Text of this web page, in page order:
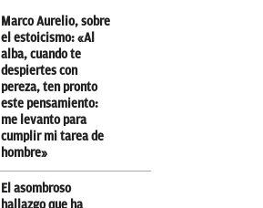
Marco Aurelio, sobre
el estoicismo: «Al
alba, cuando te
despiertes con
pereza, ten pronto
este pensamiento:
me levanto para
cumplir mi tarea de
hombre»
El asombroso
hallazgo que ha